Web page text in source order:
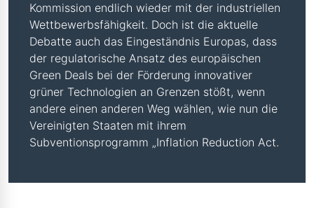
Kommission endlich wieder mit der industriellen
Wettbewerbsfähigkeit. Doch ist die aktuelle
Debatte auch das Eingeständnis Europas, dass
der regulatorische Ansatz des europäischen
Green Deals bei der Förderung innovativer
grüner Technologien an Grenzen stößt, wenn
andere einen anderen Weg wählen, wie nun die
Vereinigten Staaten mit ihrem
Subventionsprogramm „Inflation Reduction Act.